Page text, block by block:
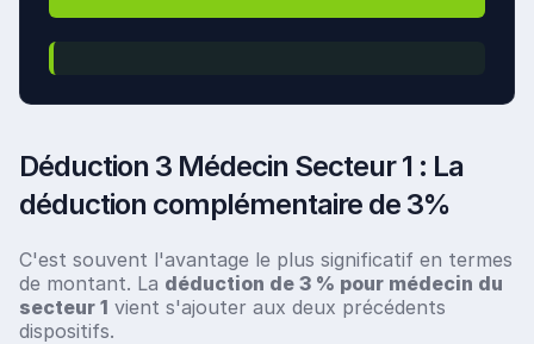
Déduction 3 Médecin Secteur 1 : La
déduction complémentaire de 3%
C'est souvent l'avantage le plus significatif en termes
de montant. La déduction de 3 % pour médecin du
secteur 1 vient s'ajouter aux deux précédents
dispositifs.